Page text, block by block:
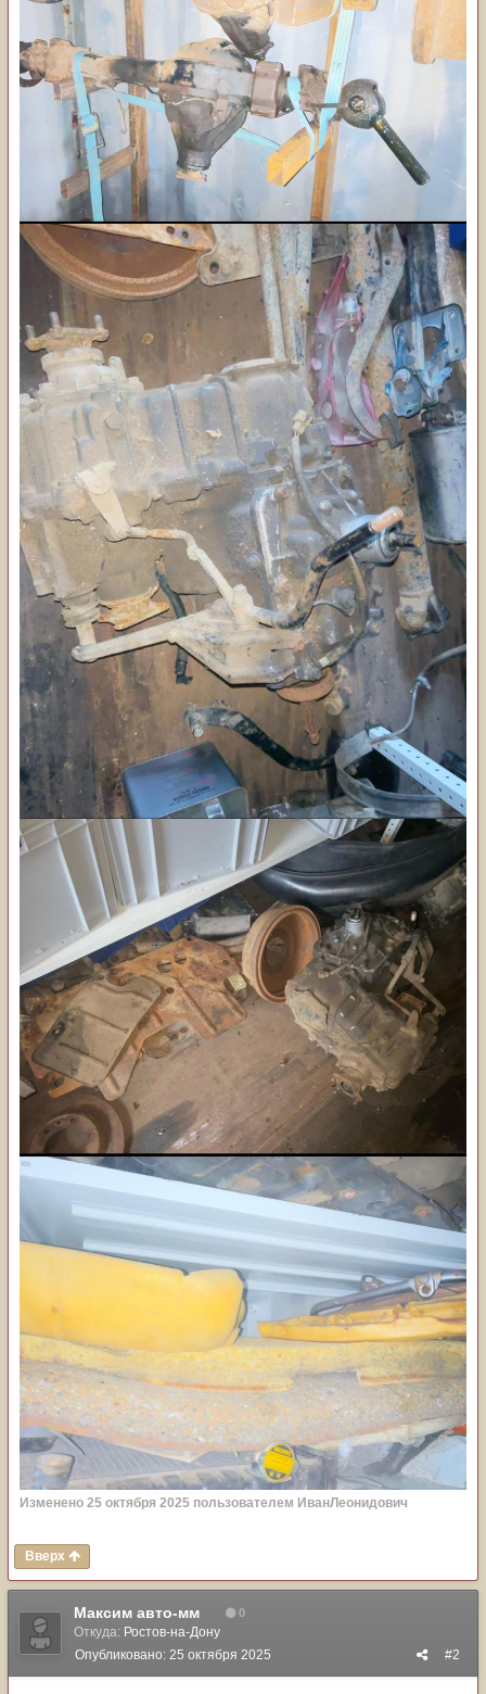
Изменено 25 октября 2025 пользователем ИванЛеонидович
Вверх
Максим авто-мм 0
Откуда: Ростов-на-Дону
#2
Опубликовано: 25 октября 2025